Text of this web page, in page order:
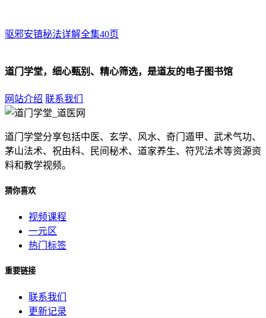
驱邪安镇秘法详解全集40页
道门学堂，细心甄别、精心筛选，是道友的电子图书馆
网站介绍 联系我们
道门学堂分享包括中医、玄学、风水、奇门遁甲、武术气功、
茅山法术、祝由科、民间秘术、道家养生、符咒法术等资源资
料和教学视频。
猜你喜欢
视频课程
一元区
热门标签
重要链接
联系我们
更新记录